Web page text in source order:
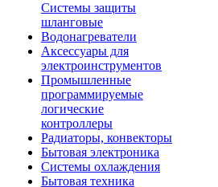
Системы защиты
шланговые
Водонагреватели
Аксессуары для
электроинструментов
Промышленные
программируемые
логические
контроллеры
Радиаторы, конвекторы
Бытовая электроника
Системы охлаждения
Бытовая техника